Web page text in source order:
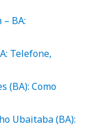
BA:
Telefone,
(BA): Como
Ubaitaba (BA):